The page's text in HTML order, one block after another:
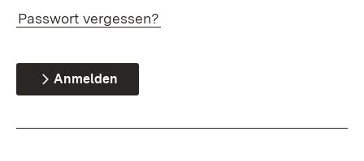
Passwort vergessen?
Anmelden